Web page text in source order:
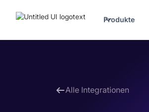
Produkte
Alle Integrationen